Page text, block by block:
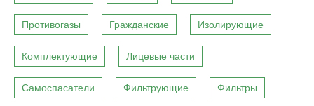
Противогазы Гражданские Изолирующие
Комплектующие Лицевые части
Самоспасатели Фильтрующие Фильтры